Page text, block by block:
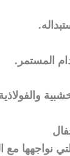
المستمر.
والفولاذية
نواجهها مع